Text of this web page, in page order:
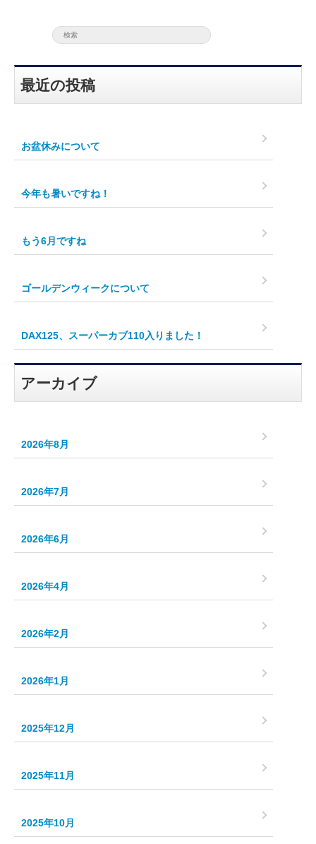
最近の投稿
お盆休みについて
今年も暑いですね！
もう6月ですね
ゴールデンウィークについて
DAX125、スーパーカブ110入りました！
アーカイブ
2026年8月
2026年7月
2026年6月
2026年4月
2026年2月
2026年1月
2025年12月
2025年11月
2025年10月